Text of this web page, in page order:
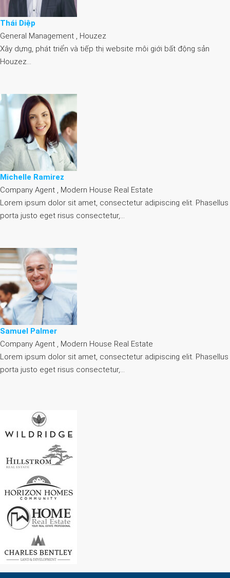
Thái Diệp
General Management , Houzez
Xây dựng, phát triển và tiếp thị website môi giới bất động sản
Houzez…
Michelle Ramirez
Company Agent , Modern House Real Estate
Lorem ipsum dolor sit amet, consectetur adipiscing elit. Phasellus
porta justo eget risus consectetur,…
Samuel Palmer
Company Agent , Modern House Real Estate
Lorem ipsum dolor sit amet, consectetur adipiscing elit. Phasellus
porta justo eget risus consectetur,…